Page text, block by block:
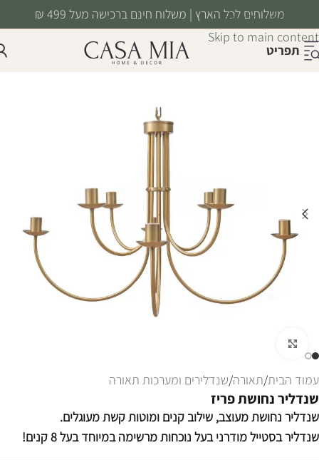
Skip to navigation
Skip to main content
משלוחים לכל הארץ | משלוח חינם ברכישה מעל 499 ₪
תפריט
עמוד הבית/תאורה/שנדלירים ומערכות תאורה
שנדליר נחושת פריז
שנדליר נחושת מעוצב, שילוב קנים ומוטות קשת מעוגלים.
שנדליר בסטייל מודרני בעל נוכחות מרשימה במיוחד בעל 8 קנים!